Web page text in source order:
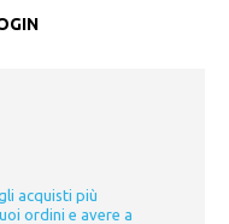
acquisti più
ordini e avere a